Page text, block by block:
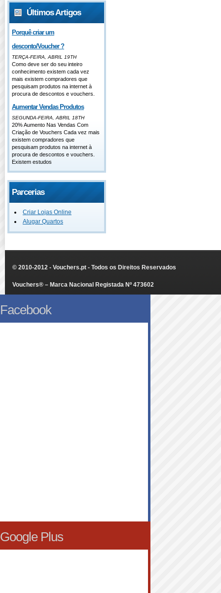
Últimos Artigos
Porquê criar um
desconto/Voucher ?
TERÇA-FEIRA, ABRIL 19TH
Como deve ser do seu inteiro
conhecimento existem cada vez
mais existem compradores que
pesquisam produtos na internet à
procura de descontos e vouchers.
Aumentar Vendas Produtos
SEGUNDA-FEIRA, ABRIL 18TH
20% Aumento Nas Vendas Com
Criação de Vouchers Cada vez mais
existem compradores que
pesquisam produtos na internet à
procura de descontos e vouchers.
Existem estudos
Parcerias
Criar Lojas Online
Alugar Quartos
© 2010-2012 - Vouchers.pt - Todos os Direitos Reservados
Vouchers® – Marca Nacional Registada Nº 473602
Facebook
Google Plus